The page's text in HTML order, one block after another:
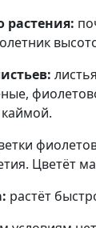
растения:
Цветёт
растёт